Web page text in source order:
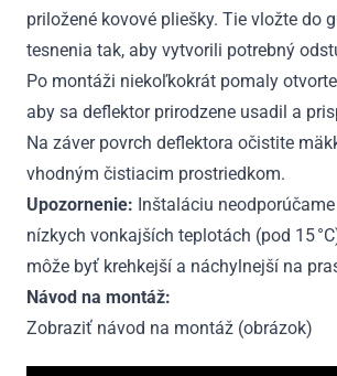
priložené kovové pliešky. Tie vložte do
tesnenia tak, aby vytvorili potrebný
Po montáži niekoľkokrát pomaly
aby sa deflektor prirodzene usadil a
Na záver povrch deflektora očistite
vhodným čistiacim prostriedkom.
Upozornenie: Inštaláciu
nízkych vonkajších teplotách (pod 15
môže byť krehkejší a náchylnejší na
Návod na montáž:
Zobraziť návod na montáž (obrázok)